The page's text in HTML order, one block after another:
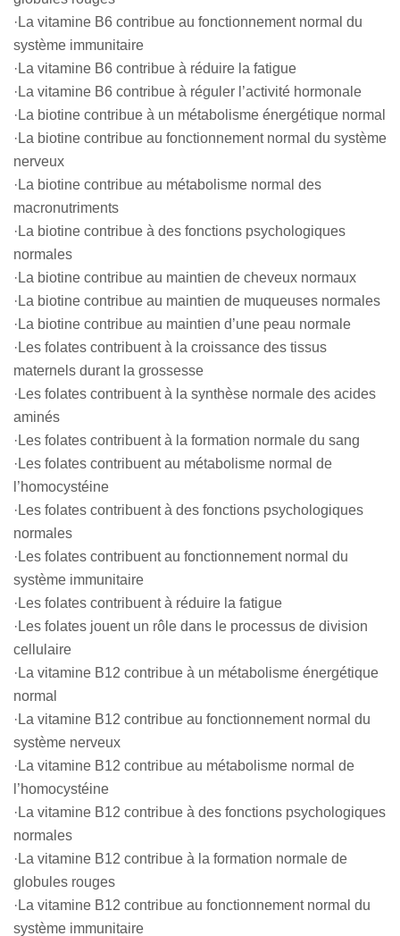
·La vitamine B6 contribue au fonctionnement normal du
système immunitaire
·La vitamine B6 contribue à réduire la fatigue
·La vitamine B6 contribue à réguler l’activité hormonale
·La biotine contribue à un métabolisme énergétique normal
·La biotine contribue au fonctionnement normal du système
nerveux
·La biotine contribue au métabolisme normal des
macronutriments
·La biotine contribue à des fonctions psychologiques
normales
·La biotine contribue au maintien de cheveux normaux
·La biotine contribue au maintien de muqueuses normales
·La biotine contribue au maintien d’une peau normale
·Les folates contribuent à la croissance des tissus
maternels durant la grossesse
·Les folates contribuent à la synthèse normale des acides
aminés
·Les folates contribuent à la formation normale du sang
·Les folates contribuent au métabolisme normal de
l’homocystéine
·Les folates contribuent à des fonctions psychologiques
normales
·Les folates contribuent au fonctionnement normal du
système immunitaire
·Les folates contribuent à réduire la fatigue
·Les folates jouent un rôle dans le processus de division
cellulaire
·La vitamine B12 contribue à un métabolisme énergétique
normal
·La vitamine B12 contribue au fonctionnement normal du
système nerveux
·La vitamine B12 contribue au métabolisme normal de
l’homocystéine
·La vitamine B12 contribue à des fonctions psychologiques
normales
·La vitamine B12 contribue à la formation normale de
globules rouges
·La vitamine B12 contribue au fonctionnement normal du
système immunitaire